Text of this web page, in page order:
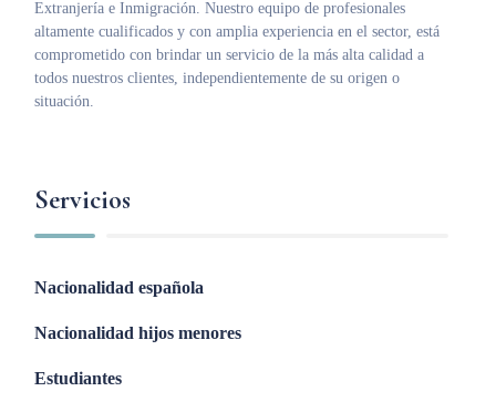
Extranjería e Inmigración. Nuestro equipo de profesionales
altamente cualificados y con amplia experiencia en el sector, está
comprometido con brindar un servicio de la más alta calidad a
todos nuestros clientes, independientemente de su origen o
situación.
Servicios
Nacionalidad española
Nacionalidad hijos menores
Estudiantes